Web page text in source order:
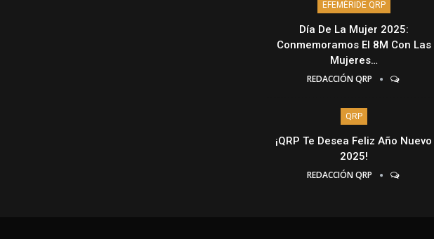
EFEMÉRIDE QRP
Día De La Mujer 2025:
Conmemoramos El 8M Con Las
Mujeres…
REDACCIÓN QRP
QRP
¡QRP Te Desea Feliz Año Nuevo
2025!
REDACCIÓN QRP